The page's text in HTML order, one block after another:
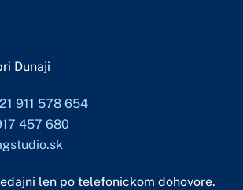
Dunaji
911 578 654
457 680
len po telefonickom dohovore.